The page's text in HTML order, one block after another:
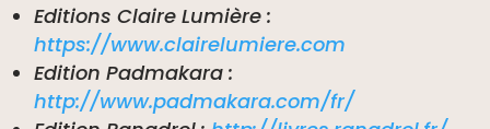
Editions Claire Lumière :
https://www.clairelumiere.com
Edition Padmakara :
http://www.padmakara.com/fr/